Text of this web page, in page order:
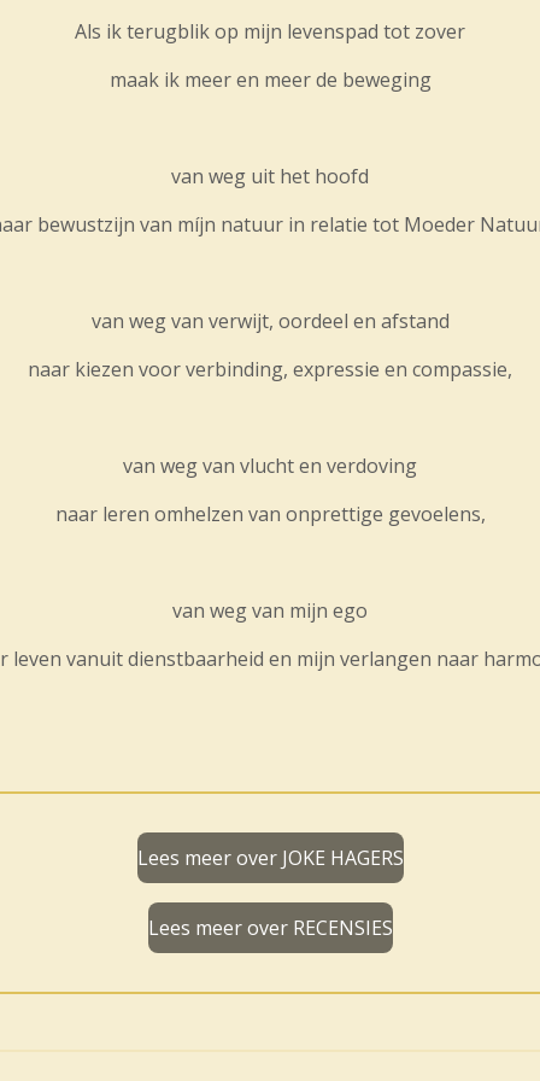
Als ik terugblik op mijn levenspad tot zover
maak ik meer en meer de beweging
van weg uit het hoofd
bewustzijn van míjn natuur in relatie tot Moeder
van weg van verwijt, oordeel en afstand
naar kiezen voor verbinding, expressie en compassie,
van weg van vlucht en verdoving
naar leren omhelzen van onprettige gevoelens,
van weg van mijn ego
leven vanuit dienstbaarheid en mijn verlangen naar
Lees meer over JOKE HAGERS
Lees meer over RECENSIES